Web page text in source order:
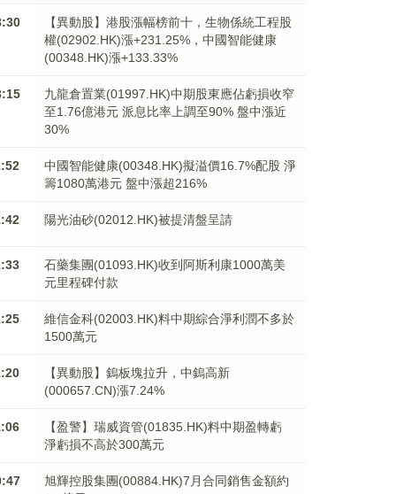
【異動股】港股漲幅榜前十，生物係統工程股
權(02902.HK)漲+231.25%，中國智能健康
(00348.HK)漲+133.33%
九龍倉置業(01997.HK)中期股東應佔虧損收窄
至1.76億港元 派息比率上調至90% 盤中漲近
30%
中國智能健康(00348.HK)擬溢價16.7%配股 淨
籌1080萬港元 ​​​​​​​盤中漲超216%
陽光油砂(02012.HK)被提清盤呈請
石藥集團(01093.HK)收到阿斯利康1000萬美
元里程碑付款
維信金科(02003.HK)料中期綜合淨利潤不多於
1500萬元
【異動股】鎢板塊拉升，中鎢高新
(000657.CN)漲7.24%
【盈警】瑞威資管(01835.HK)料中期盈轉虧
淨虧損不高於300萬元
旭輝控股集團(00884.HK)7月合同銷售金額約